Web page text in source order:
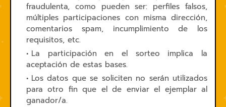
fraudulenta, como pueden ser: perfiles falsos,
múltiples participaciones con misma dirección,
comentarios spam, incumplimiento de los
requisitos, etc.
La participación en el sorteo implica la
aceptación de estas bases.
Los datos que se soliciten no serán utilizados
para otro fin que el de enviar el ejemplar al
ganador/a.